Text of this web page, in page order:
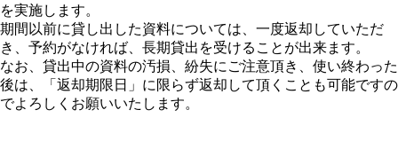
を実施します。
期間以前に貸し出した資料については、一度返却していただ
き、予約がなければ、長期貸出を受けることが出来ます。
なお、貸出中の資料の汚損、紛失にご注意頂き、使い終わった
後は、「返却期限日」に限らず返却して頂くことも可能ですの
でよろしくお願いいたします。